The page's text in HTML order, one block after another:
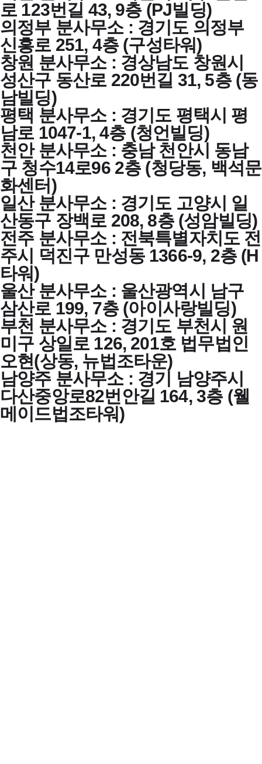
로 123번길 43, 9층 (PJ빌딩)
의정부 분사무소 : 경기도 의정부
신흥로 251, 4층 (구성타워)
창원 분사무소 : 경상남도 창원시
성산구 동산로 220번길 31, 5층 (동
남빌딩)
평택 분사무소 : 경기도 평택시 평
남로 1047-1, 4층 (청언빌딩)
천안 분사무소 : 충남 천안시 동남
구 청수14로96 2층 (청당동, 백석문
화센터)
일산 분사무소 : 경기도 고양시 일
산동구 장백로 208, 8층 (성암빌딩)
전주 분사무소 : 전북특별자치도 전
주시 덕진구 만성동 1366-9, 2층 (H
타워)
울산 분사무소 : 울산광역시 남구
삼산로 199, 7층 (아이사랑빌딩)
부천 분사무소 : 경기도 부천시 원
미구 상일로 126, 201호 법무법인
오현(상동, 뉴법조타운)
남양주 분사무소 : 경기 남양주시
다산중앙로82번안길 164, 3층 (웰
메이드법조타워)